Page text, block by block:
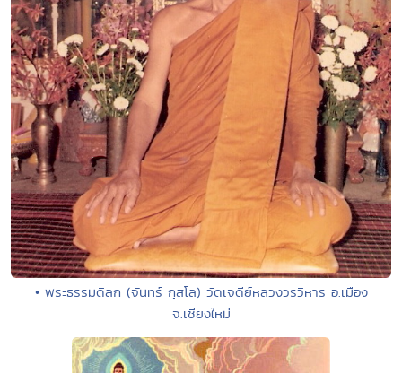
• พระธรรมดิลก (จันทร์ กุสโล) วัดเจดีย์หลวงวรวิหาร อ.เมือง
จ.เชียงใหม่